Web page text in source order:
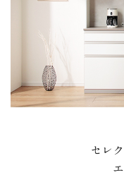
セレ